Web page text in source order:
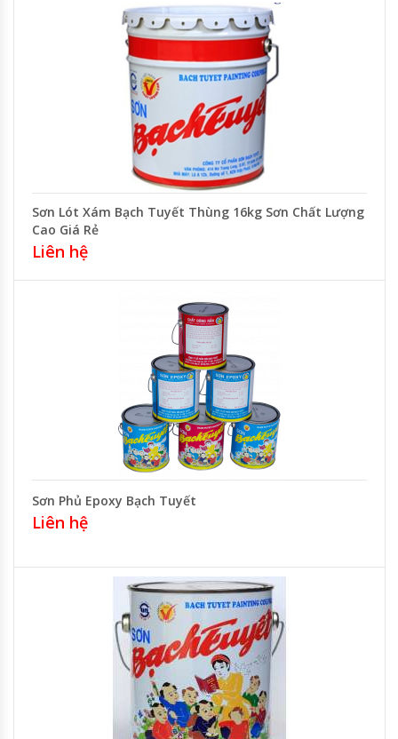
Sơn Lót Xám Bạch Tuyết Thùng 16kg Sơn Chất Lượng
Cao Giá Rẻ
Liên hệ
Sơn Phủ Epoxy Bạch Tuyết
Liên hệ